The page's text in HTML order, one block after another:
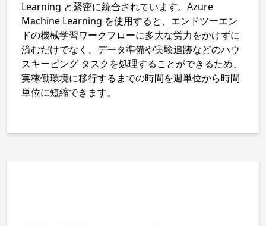
Learning と緊密に統合されています。Azure
Machine Learning を使用すると、エンドツーエン
ドの機械学習ワークフローに多大な労力をかけずに
済むだけでなく、データ準備や実験追跡などのハウ
スキーピング タスクを処理することができるため、
実稼働環境に移行するまでの時間を週単位から時間
単位に短縮できます。